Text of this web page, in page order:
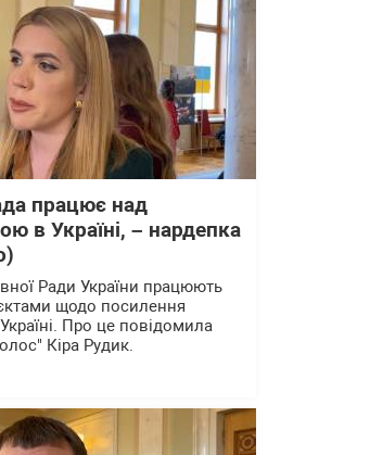
працює над
в Україні, – нардепка
Ради України працюють
щодо посилення
Про це повідомила
Кіра Рудик.